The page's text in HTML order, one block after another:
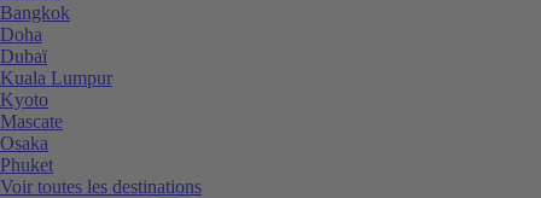
Bangkok
Doha
Dubaï
Kuala Lumpur
Kyoto
Mascate
Osaka
Phuket
Voir toutes les destinations